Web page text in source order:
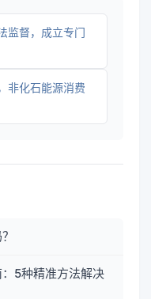
监督，成立专门
非化石能源消费
5种精准方法解决